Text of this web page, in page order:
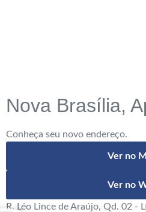
Nova Brasília,
Conheça seu novo endereço.
Ver no
Ver no
R. Léo Lince de Araújo, Qd. 02 -